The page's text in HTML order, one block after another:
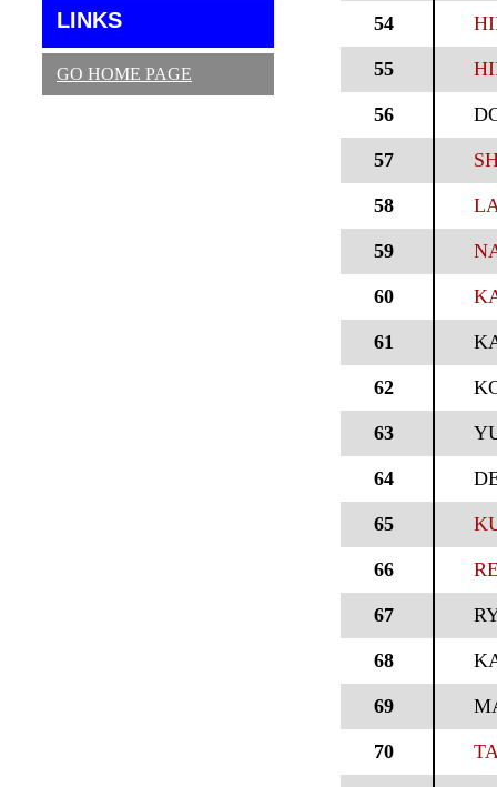
LINKS
GO HOME PAGE
54
55
56
57
58
59
60
61
62
63
64
65
66
67
68
69
70